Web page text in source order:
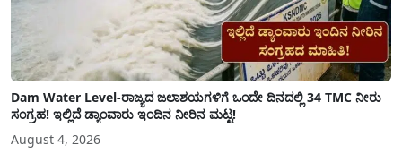
Dam Water Level-ರಾಜ್ಯದ ಜಲಾಶಯಗಳಿಗೆ ಒಂದೇ ದಿನದಲ್ಲಿ 34 TMC ನೀರು
ಸಂಗ್ರಹ! ಇಲ್ಲಿದೆ ಡ್ಯಾಂವಾರು ಇಂದಿನ ನೀರಿನ ಮಟ್ಟ!
August 4, 2026